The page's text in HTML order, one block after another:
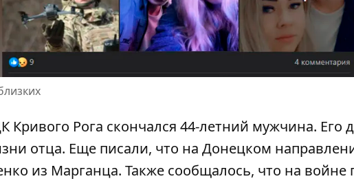
Рога скончался 44-летний мужчина. Его
отца. Еще писали, что на Донецком
из Марганца. Также сообщалось, что на войне